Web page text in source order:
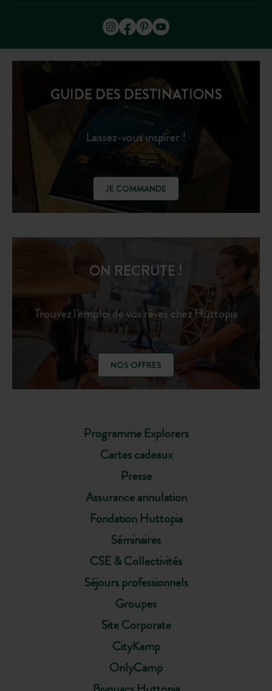
GUIDE DES DESTINATIONS
Laissez-vous inspirer !
JE COMMANDE
Programme Explorers
Cartes cadeaux
Presse
Assurance annulation
Fondation Huttopia
Séminaires
CSE & Collectivités
Séjours professionnels
Groupes
Site Corporate
CityKamp
OnlyCamp
ON RECRUTE !
Trouvez l'emploi de vos rêves chez Huttopia
NOS OFFRES